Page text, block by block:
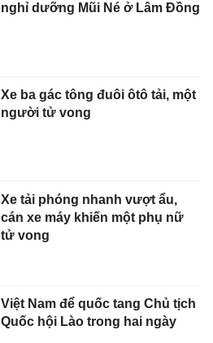
nghỉ dưỡng Mũi Né ở Lâm Đồng
Xe ba gác tông đuôi ôtô tải, một
người tử vong
Xe tải phóng nhanh vượt ẩu,
cán xe máy khiến một phụ nữ
tử vong
Việt Nam để quốc tang Chủ tịch
Quốc hội Lào trong hai ngày